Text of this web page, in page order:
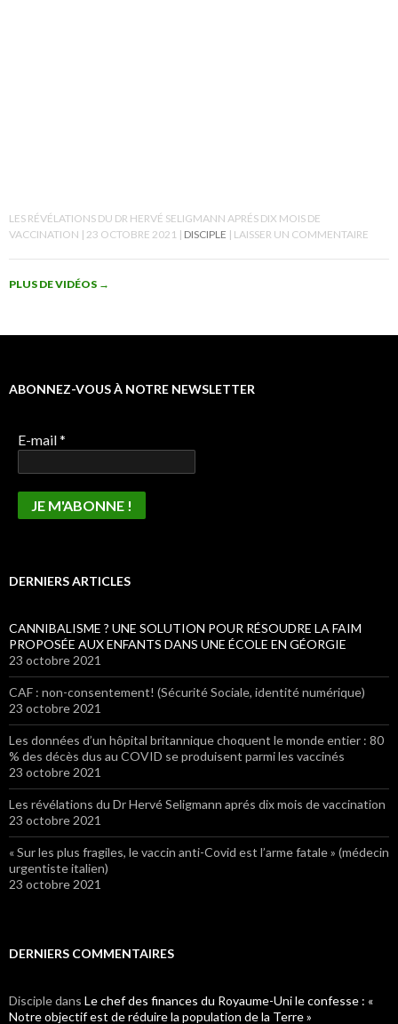
LES RÉVÉLATIONS DU DR HERVÉ SELIGMANN APRÉS DIX MOIS DE
VACCINATION 23 OCTOBRE 2021 DISCIPLE LAISSER UN COMMENTAIRE
PLUS DE VIDÉOS →
ABONNEZ-VOUS À NOTRE NEWSLETTER
E-mail*
DERNIERS ARTICLES
CANNIBALISME ? UNE SOLUTION POUR RÉSOUDRE LA FAIM
PROPOSÉE AUX ENFANTS DANS UNE ÉCOLE EN GÉORGIE
23 octobre 2021
CAF : non-consentement! (Sécurité Sociale, identité numérique)
23 octobre 2021
Les données d’un hôpital britannique choquent le monde entier : 80
% des décès dus au COVID se produisent parmi les vaccinés
23 octobre 2021
Les révélations du Dr Hervé Seligmann aprés dix mois de vaccination
23 octobre 2021
« Sur les plus fragiles, le vaccin anti-Covid est l’arme fatale » (médecin
urgentiste italien)
23 octobre 2021
DERNIERS COMMENTAIRES
Discipledans Le chef des finances du Royaume-Uni le confesse : «
Notre objectif est de réduire la population de la Terre »